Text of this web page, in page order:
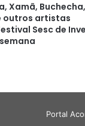
Xamã, Buchecha,
outros artistas
Sesc de
Portal